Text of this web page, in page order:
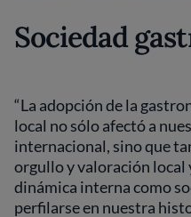
Sociedad
“La adopción de la
local no sólo afectó a
internacional, sino que
orgullo y valoración local
dinámica interna como
perfilarse en nuestra